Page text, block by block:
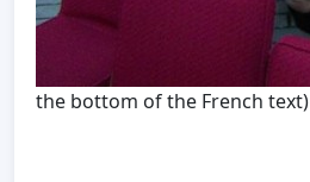
the bottom of the French text)